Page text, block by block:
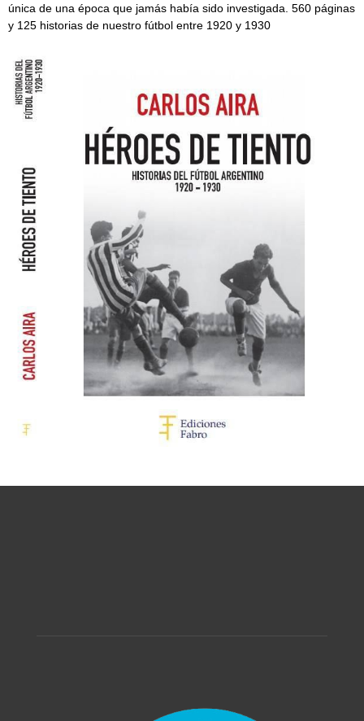
única de una época que jamás había sido investigada. 560 páginas
y 125 historias de nuestro fútbol entre 1920 y 1930